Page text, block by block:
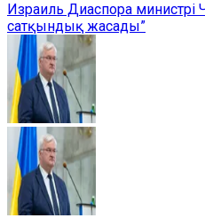
Израиль Диаспора министрі
сатқындық жасады”